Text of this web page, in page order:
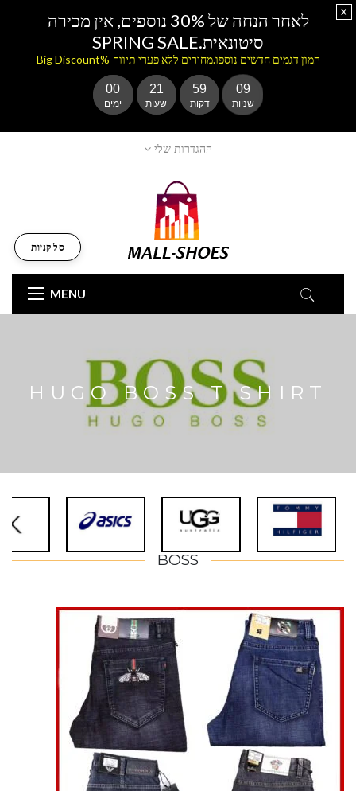
ההגדרות שלי
MENU
סל קניות
HUGO BOSS T SHIRT
BOSS
לאחר הנחה של 30% נוספים, אין מכירה
סיטונאית.SPRING SALE
המון דגמים חדשים נוספו.מחירים ללא פערי תיווך-%Big Discount
00
ימים
21
שעות
59
דקות
08
שניות
x